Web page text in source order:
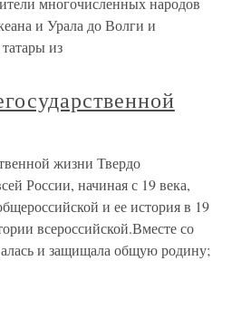
и Урала до Волги и
из
жизни Твердо
России, начиная с 19 века,
и ее история в 19
всероссийской.Вместе со
и защищала общую родину;